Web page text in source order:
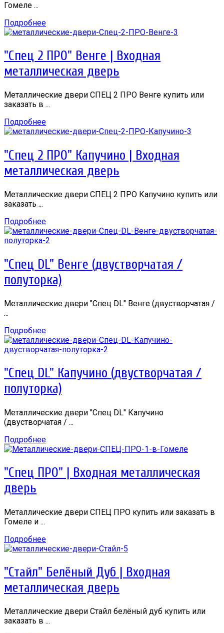
Гомеле ...
Подробнее
"Спец 2 ПРО" Венге | Входная
металлическая дверь
Металлические двери СПЕЦ 2 ПРО Венге купить или
заказать в ...
Подробнее
"Спец 2 ПРО" Капучино | Входная
металлическая дверь
Металлические двери СПЕЦ 2 ПРО Капучино купить или
заказать ...
Подробнее
"Спец DL" Венге (двустворчатая /
полуторка)
Металлические двери "Спец DL" Венге (двустворчатая /
...
Подробнее
"Спец DL" Капучино (двустворчатая /
полуторка)
Металлические двери "Спец DL" Капучино
(двустворчатая / ...
Подробнее
"Спец ПРО" | Входная металлическая
дверь
Металлические двери СПЕЦ ПРО купить или заказать в
Гомеле и ...
Подробнее
"Стайл" Белёный Дуб | Входная
металлическая дверь
Металлические двери Стайл белёный дуб купить или
заказать в ...